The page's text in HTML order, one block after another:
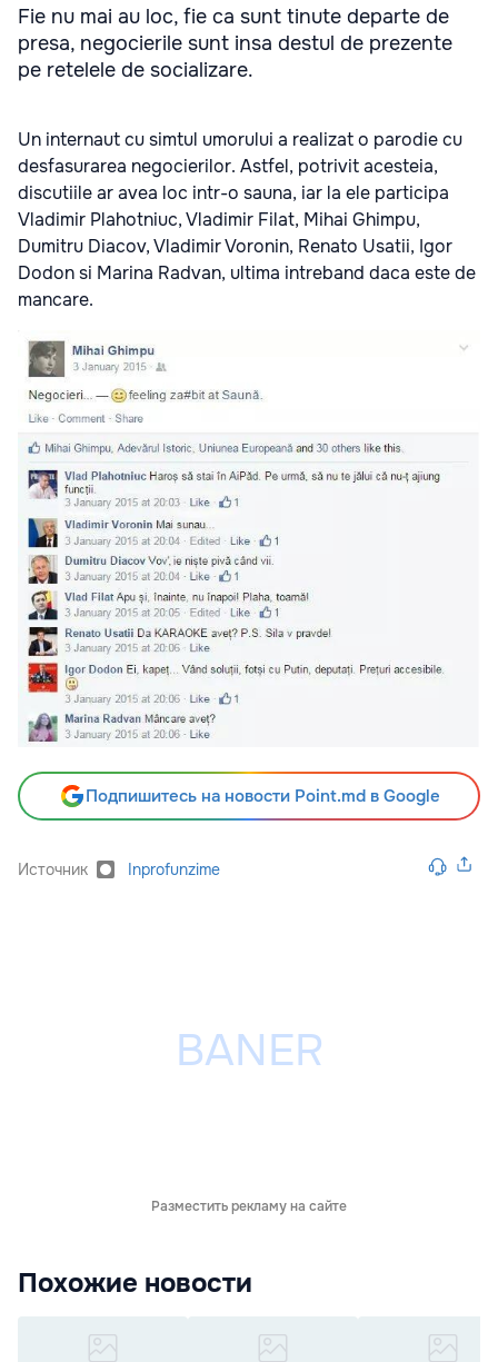
Fie nu mai au loc, fie ca sunt tinute departe de
presa, negocierile sunt insa destul de prezente
pe retelele de socializare.
Un internaut cu simtul umorului a realizat o parodie cu
desfasurarea negocierilor. Astfel, potrivit acesteia,
discutiile ar avea loc intr-o sauna, iar la ele participa
Vladimir Plahotniuc, Vladimir Filat, Mihai Ghimpu,
Dumitru Diacov, Vladimir Voronin, Renato Usatii, Igor
Dodon si Marina Radvan, ultima intreband daca este de
mancare.
Подпишитесь на новости Point.md в Google
Источник Inprofunzime
Разместить рекламу на сайте
Похожие новости